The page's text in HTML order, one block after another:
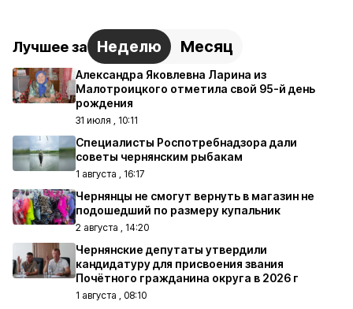
Лучшее за Неделю Месяц
Александра Яковлевна Ларина из
Малотроицкого отметила свой 95-й день
рождения
31 июля , 10:11
Специалисты Роспотребнадзора дали
советы чернянским рыбакам
1 августа , 16:17
Чернянцы не смогут вернуть в магазин не
подошедший по размеру купальник
2 августа , 14:20
Чернянские депутаты утвердили
кандидатуру для присвоения звания
Почётного гражданина округа в 2026 г
1 августа , 08:10